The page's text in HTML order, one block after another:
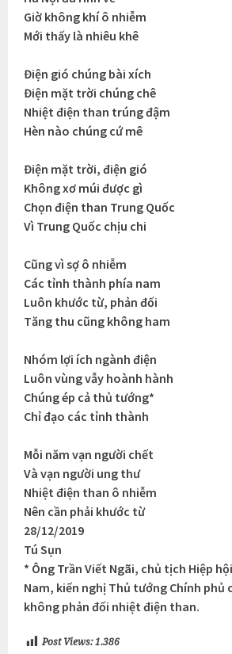
Giờ không khí ô nhiễm
Mới thấy là nhiêu khê
Điện gió chúng bài xích
Điện mặt trời chúng chê
Nhiệt điện than trúng đậm
Hèn nào chúng cứ mê
Điện mặt trời, điện gió
Không xơ múi được gì
Chọn điện than Trung Quốc
Vì Trung Quốc chịu chi
Cũng vì sợ ô nhiễm
Các tỉnh thành phía nam
Luôn khước từ, phản đối
Tăng thu cũng không ham
Nhóm lợi ích ngành điện
Luôn vùng vẫy hoành hành
Chúng ép cả thủ tướng*
Chỉ đạo các tỉnh thành
Mỗi năm vạn người chết
Và vạn người ung thư
Nhiệt điện than ô nhiễm
Nên cần phải khước từ
28/12/2019
Tú Sụn
* Ông Trần Viết Ngãi, chủ tịch Hiệp
Nam, kiến nghị Thủ tướng Chính phủ
không phản đối nhiệt điện than.
Post Views: 1.386